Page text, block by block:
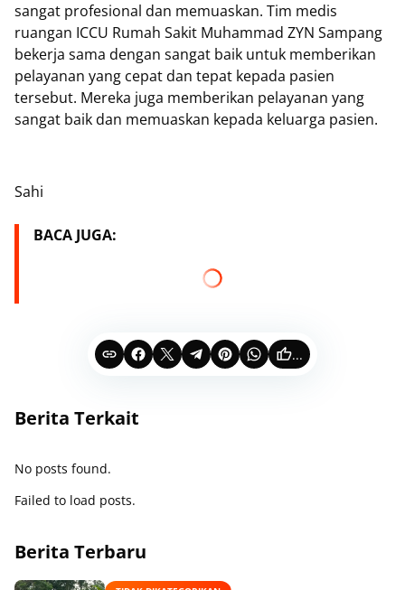
sangat profesional dan memuaskan. Tim medis
ruangan ICCU Rumah Sakit Muhammad ZYN Sampang
bekerja sama dengan sangat baik untuk memberikan
pelayanan yang cepat dan tepat kepada pasien
tersebut. Mereka juga memberikan pelayanan yang
sangat baik dan memuaskan kepada keluarga pasien.
Sahi
BACA JUGA:
...
Berita Terkait
No posts found.
Failed to load posts.
Berita Terbaru